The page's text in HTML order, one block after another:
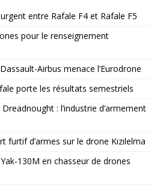
entre Rafale F4 et Rafale F5
pour le renseignement
Airbus menace l’Eurodrone
porte les résultats semestriels
: l’industrie d’armement
furtif d’armes sur le drone Kızılelma
130M en chasseur de drones